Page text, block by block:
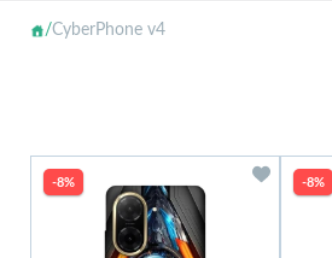
CyberPhone v4
-8% -8%